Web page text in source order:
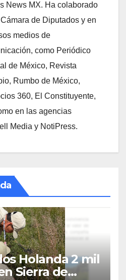
News MX. Ha colaborado
de Diputados y en
medios de
como Periódico
de México, Revista
Rumbo de México,
360, El Constituyente,
en las agencias
Media y NotiPress.
Holanda 2 mil
Sierra de